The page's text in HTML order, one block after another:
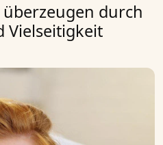
durch
Vielseitigkeit